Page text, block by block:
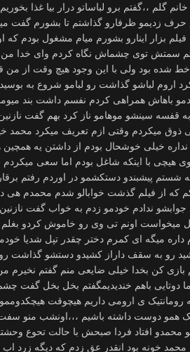
گلم ،،گفتم برو لباساتو درار بیا غذا
حرف زدیمو ظرفارو گذاشتم تا بشورم گفت
بزار اینارو بشورم میام مشغول بودم که
سمتش توی چشماش نگاه کردم وای خدا
بود ولی با این وجود هیچ وقت از من
اروم لباشو گذاشت رو لبامو شروع به
باهاش همراهی کردم نفسم داشت بند
قفسه سینشو موهامو ناز کرد بهم گفت
ذوق میکردم وقتی ازم تعریف میکرد محمد
خیلی خوشحال بودم از داشتن یه
هیچی با اینکه شاغل بودم اما سعی میکردم
شستم پیشبندو دستکشمو در اوردم رفتم
که از فیلم گذشت خوابالو شدم محمدم هی
ندادم خودمو زدم به خواب گفت
اونم تی وی رو خاموش کردو بغلم
میگه ای کمرم دختر چقدر تپل شدیا
رو به سقف داراز کشیدو دستشو گذاشت
کن بخدا خیلی ضایعی منم گفتم نخیرم
دوتایی باهم خندیدیمگفتم بخل بخل گفت
ی ارومی داریم هیچوقت
همو دوست داشته باشیم ،،،اونشب منو سفت
محمدو افتاد فردا صبحش با حالت تحوع
خونه بود انقدر عق زدم که دیگه زرد اب